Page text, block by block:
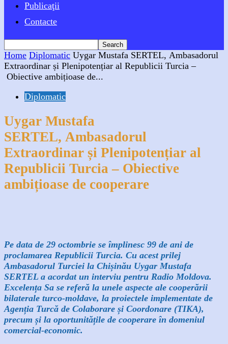
Publicaţii
Contacte
Home Diplomatic Uygar Mustafa SERTEL, Ambasadorul
Extraordinar și Plenipotențiar al Republicii Turcia –
Obiective ambițioase de...
Diplomatic
Uygar Mustafa
SERTEL, Ambasadorul
Extraordinar și Plenipotențiar al
Republicii Turcia – Obiective
ambițioase de cooperare
Pe data de 29 octombrie se împlinesc 99 de ani de
proclamarea Republicii Turcia. Cu acest prilej
Ambasadorul Turciei la Chișinău Uygar Mustafa
SERTEL a acordat un interviu pentru Radio Moldova.
Excelența Sa se referă la unele aspecte ale cooperării
bilaterale turco-moldave, la proiectele implementate de
Agenția Turcă de Colaborare și Coordonare (TIKA),
precum și la oportunitățile de cooperare în domeniul
comercial-economic.